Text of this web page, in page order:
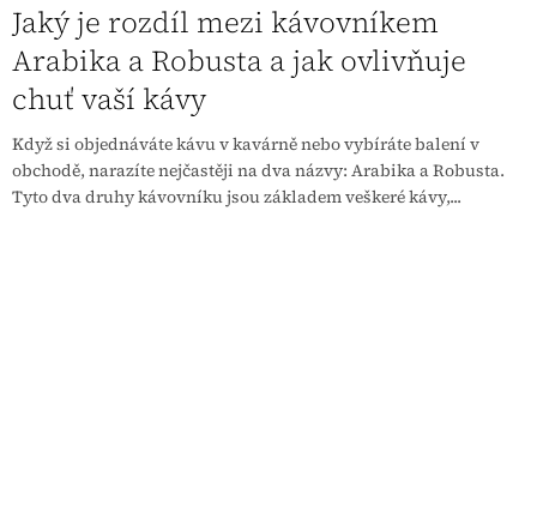
Jaký je rozdíl mezi kávovníkem
Arabika a Robusta a jak ovlivňuje
chuť vaší kávy
Když si objednáváte kávu v kavárně nebo vybíráte balení v
obchodě, narazíte nejčastěji na dva názvy: Arabika a Robusta.
Tyto dva druhy kávovníku jsou základem veškeré kávy,...